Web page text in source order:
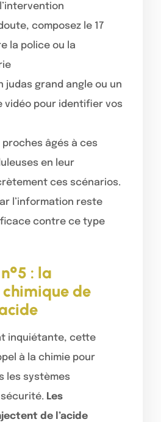
composez le 17
la police ou la
judas grand angle ou un
vidéo pour identifier vos
proches âgés à ces
en leur
ces scénarios.
l’information reste
contre ce type
: la
de
inquiétante, cette
à la chimie pour
les systèmes
Les
de l’acide